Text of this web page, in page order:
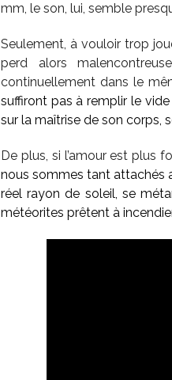
mm, le son, lui, semble
Seulement, à vouloir trop
perd alors
continuellement dans le
suffiront pas à remplir le
sur la maîtrise de son corps,
De plus, si l’amour est plus
nous sommes tant attachés
réel rayon de soleil, se
météorites prêtent à